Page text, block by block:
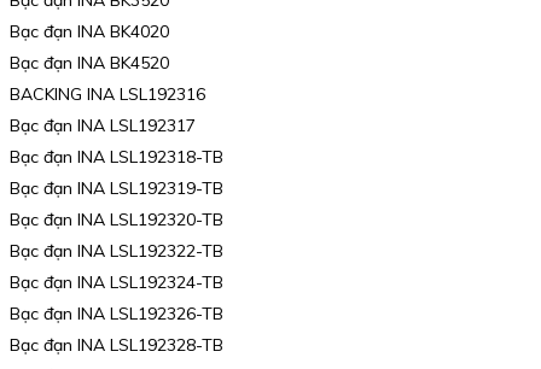
Bạc đạn INA BK4020
Bạc đạn INA BK4520
BACKING INA LSL192316
Bạc đạn INA LSL192317
Bạc đạn INA LSL192318-TB
Bạc đạn INA LSL192319-TB
Bạc đạn INA LSL192320-TB
Bạc đạn INA LSL192322-TB
Bạc đạn INA LSL192324-TB
Bạc đạn INA LSL192326-TB
Bạc đạn INA LSL192328-TB